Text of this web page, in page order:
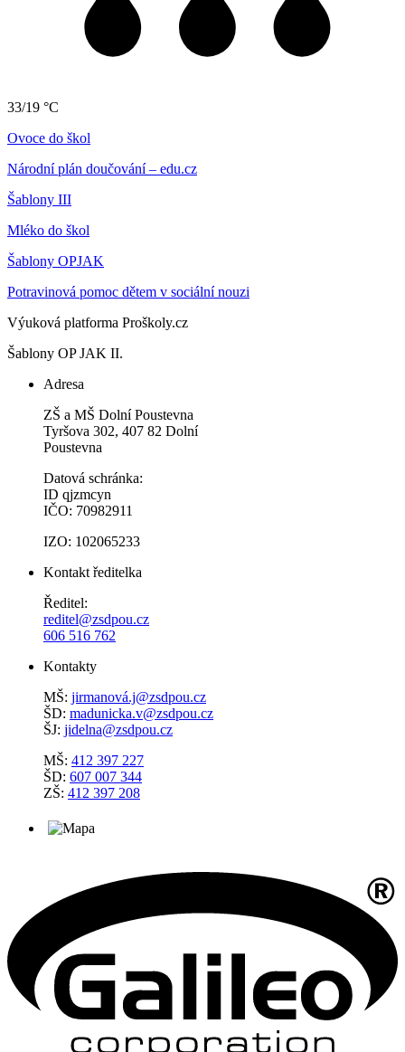
33/19 °C
Ovoce do škol
Národní plán doučování – edu.cz
Šablony III
Mléko do škol
Šablony OPJAK
Potravinová pomoc dětem v sociální nouzi
Výuková platforma Proškoly.cz
Šablony OP JAK II.
Adresa
ZŠ a MŠ Dolní Poustevna
Tyršova 302, 407 82 Dolní
Poustevna
Datová schránka:
ID qjzmcyn
IČO: 70982911
IZO: 102065233
Kontakt ředitelka
Ředitel:
reditel@zsdpou.cz
606 516 762
Kontakty
MŠ: jirmanová.j@zsdpou.cz
ŠD: madunicka.v@zsdpou.cz
ŠJ: jidelna@zsdpou.cz
MŠ: 412 397 227
ŠD: 607 007 344
ZŠ: 412 397 208